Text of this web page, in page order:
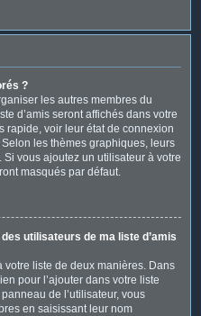
?
les autres membres du
d’amis seront affichés dans votre
rapide, voir leur état de connexion
les thèmes graphiques, leurs
vous ajoutez un utilisateur à votre
masqués par défaut.
utilisateurs de ma liste d’amis
liste de deux manières. Dans
pour l’ajouter dans votre liste
de l’utilisateur, vous
en saisissant leur nom